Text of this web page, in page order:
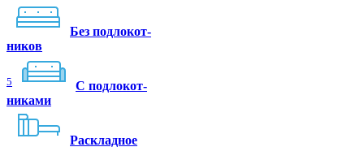
Без подлокот-
ников
5
C подлокот-
никами
Раскладное